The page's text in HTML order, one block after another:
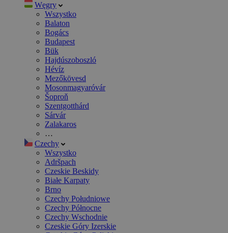
Węgry
Wszystko
Balaton
Bogács
Budapest
Bük
Hajdúszoboszló
Hévíz
Mezőkövesd
Mosonmagyaróvár
Šoproň
Szentgotthárd
Sárvár
Zalakaros
…
Czechy
Wszystko
Adršpach
Czeskie Beskidy
Białe Karpaty
Brno
Czechy Południowe
Czechy Północne
Czechy Wschodnie
Czeskie Góry Izerskie